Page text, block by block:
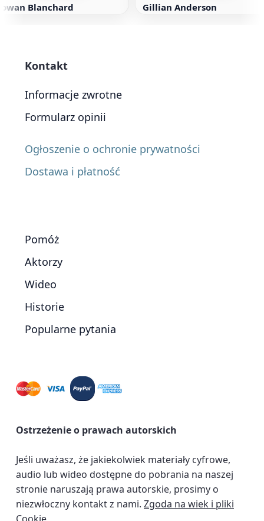
Blanchard Gillian Anderson
Kontakt
Informacje zwrotne
Formularz opinii
Ogłoszenie o ochronie prywatności
Dostawa i płatność
Pomóż
Aktorzy
Wideo
Historie
Popularne pytania
Ostrzeżenie o prawach autorskich
Jeśli uważasz, że jakiekolwiek materiały cyfrowe,
audio lub wideo dostępne do pobrania na naszej
stronie naruszają prawa autorskie, prosimy o
niezwłoczny kontakt z nami. Zgoda na wiek i pliki